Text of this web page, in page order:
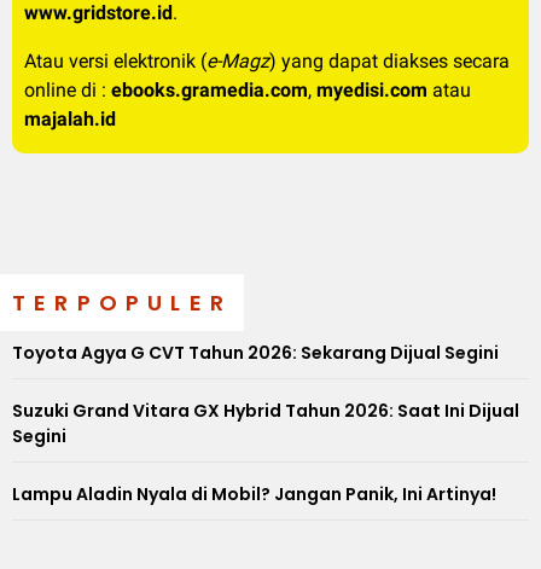
www.gridstore.id.
Atau versi elektronik (e-Magz) yang dapat diakses secara
online di : ebooks.gramedia.com, myedisi.com atau
majalah.id
TERPOPULER
Toyota Agya G CVT Tahun 2026: Sekarang Dijual Segini
Suzuki Grand Vitara GX Hybrid Tahun 2026: Saat Ini Dijual
Segini
Lampu Aladin Nyala di Mobil? Jangan Panik, Ini Artinya!